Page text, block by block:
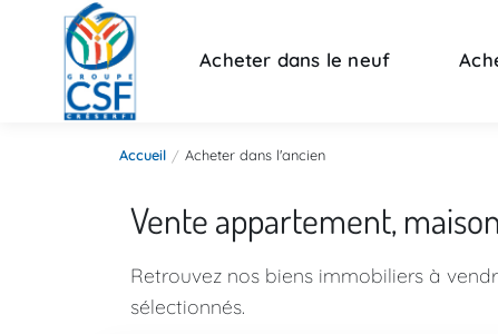
Acheter dans le neuf
Accueil Acheter dans l'ancien
Vente appartement, maison
Retrouvez nos biens immobiliers à
sélectionnés.